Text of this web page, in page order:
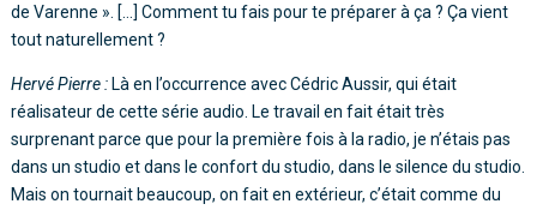
de Varenne ». […] Comment tu fais pour te préparer à ça ? Ça vient
tout naturellement ?
Hervé Pierre :Là en l’occurrence avec Cédric Aussir, qui était
réalisateur de cette série audio. Le travail en fait était très
surprenant parce que pour la première fois à la radio, je n’étais pas
dans un studio et dans le confort du studio, dans le silence du studio.
Mais on tournait beaucoup, on fait en extérieur, c’était comme du